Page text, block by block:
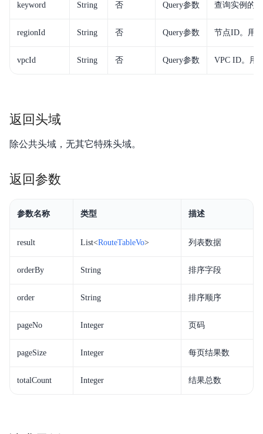
keyword String 否 Query参数 查询实例的
regionId String 否 Query参数 节点ID。用
vpcId String 否 Query参数 VPC ID。用
返回头域
除公共头域，无其它特殊头域。
返回参数
参数名称 类型 描述
result List<RouteTableVo> 列表数据
orderBy String 排序字段
order String 排序顺序
pageNo Integer 页码
pageSize Integer 每页结果数
totalCount Integer 结果总数